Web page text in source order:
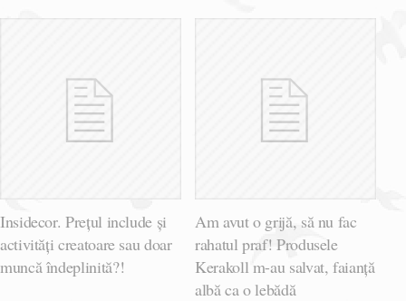
Insidecor. Prețul include și
activități creatoare sau doar
muncă îndeplinită?!
Am avut o grijă, să nu fac
rahatul praf! Produsele
Kerakoll m-au salvat, faianță
albă ca o lebădă